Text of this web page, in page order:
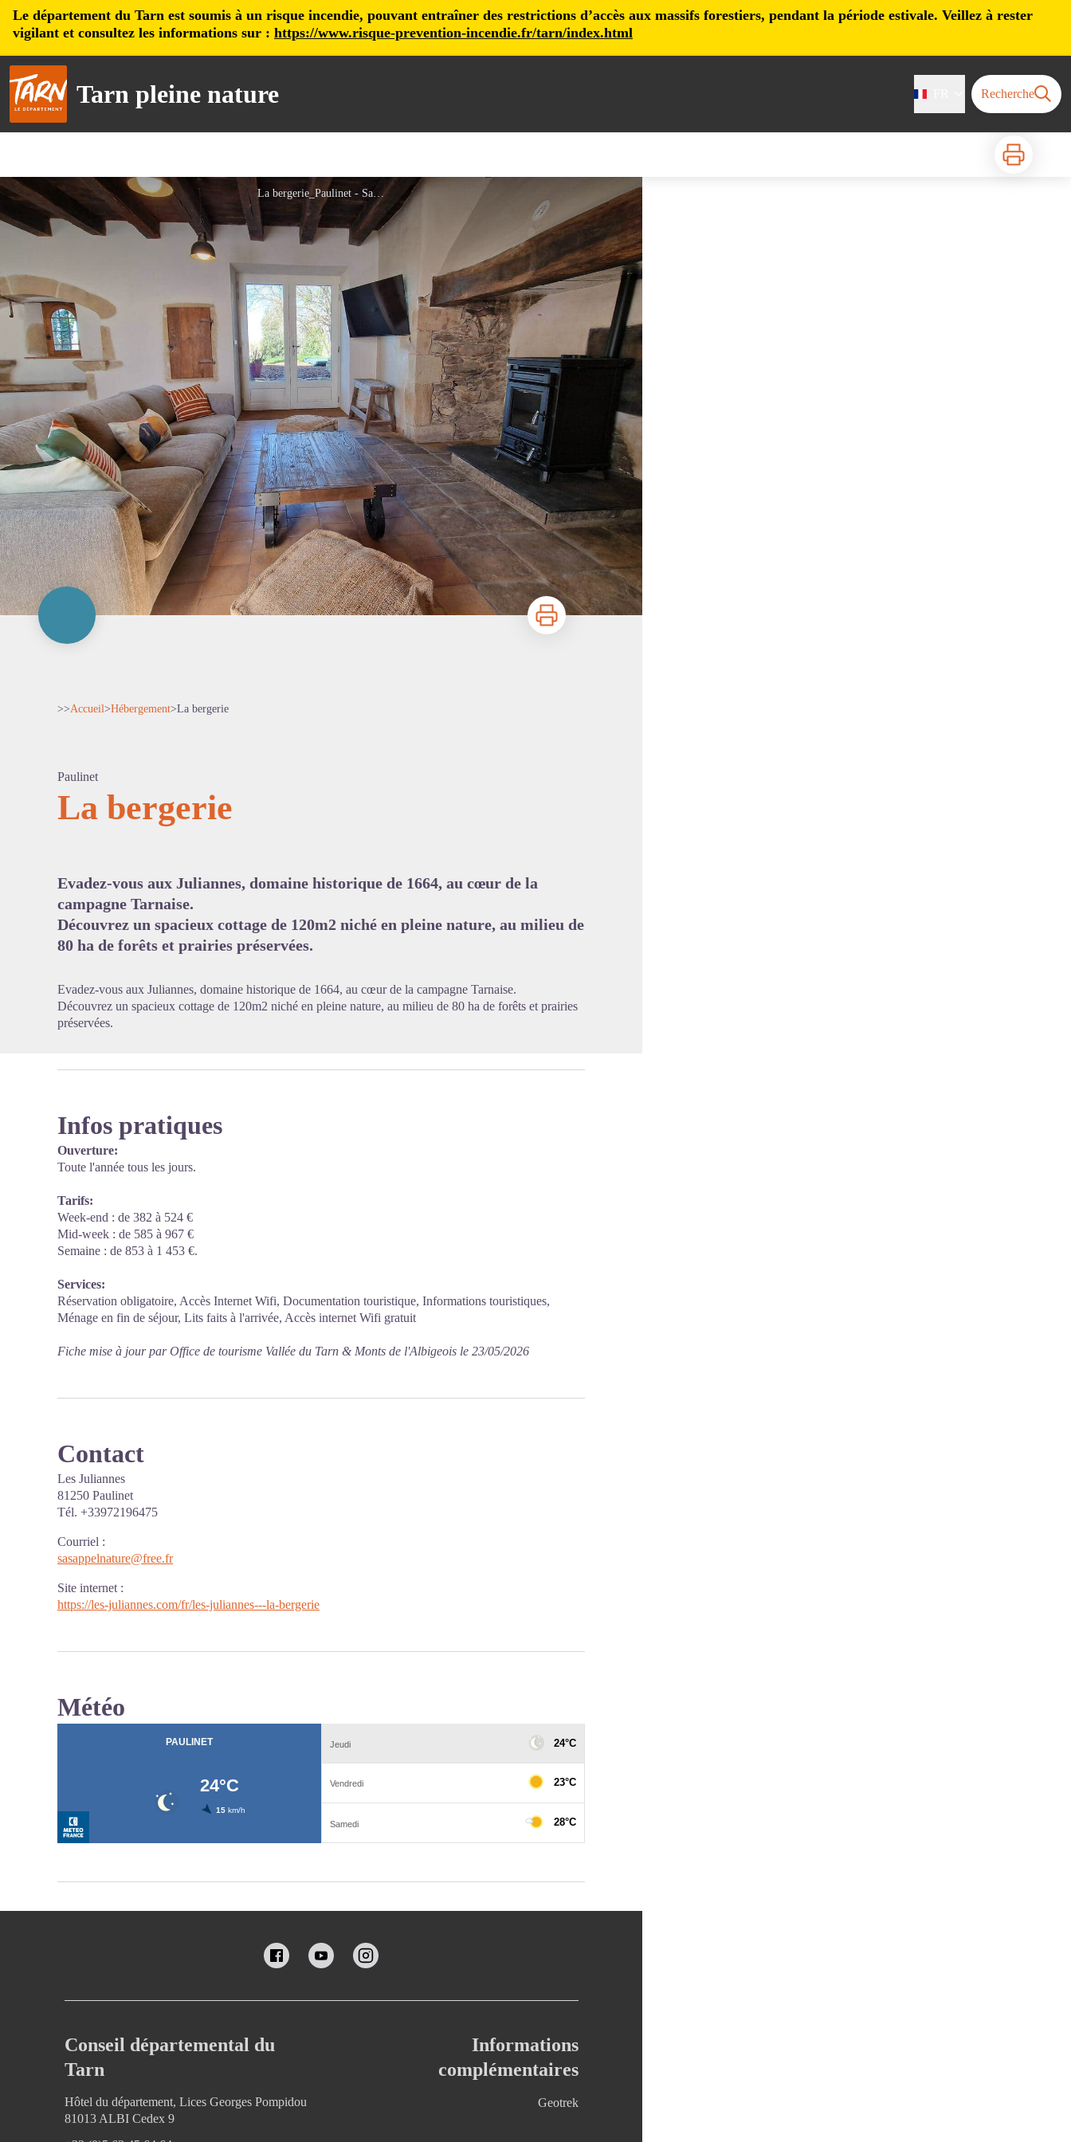
Le département du Tarn est soumis à un risque incendie, pouvant entraîner des restrictions d’accès aux massifs forestiers, pendant la période estivale. Veillez à rester
vigilant et consultez les informations sur : https://www.risque-prevention-incendie.fr/tarn/index.html
Tarn pleine nature Recherche
Imprimer
La bergerie_Paulinet - Salon
Imprimer
>>Accueil>Hébergement>La bergerie
Paulinet
La bergerie
Evadez-vous aux Juliannes, domaine historique de 1664, au cœur de la
campagne Tarnaise.
Découvrez un spacieux cottage de 120m2 niché en pleine nature, au milieu de
80 ha de forêts et prairies préservées.
Evadez-vous aux Juliannes, domaine historique de 1664, au cœur de la campagne Tarnaise.
Découvrez un spacieux cottage de 120m2 niché en pleine nature, au milieu de 80 ha de forêts et prairies
préservées.
Infos pratiques
Ouverture:
Toute l'année tous les jours.
Tarifs:
Week-end : de 382 à 524 €
Mid-week : de 585 à 967 €
Semaine : de 853 à 1 453 €.
Services:
Réservation obligatoire, Accès Internet Wifi, Documentation touristique, Informations touristiques,
Ménage en fin de séjour, Lits faits à l'arrivée, Accès internet Wifi gratuit
Fiche mise à jour par Office de tourisme Vallée du Tarn & Monts de l'Albigeois le 23/05/2026
Contact
Les Juliannes
81250 Paulinet
Tél. +33972196475
Courriel :
sasappelnature@free.fr
Site internet :
https://les-juliannes.com/fr/les-juliannes---la-bergerie
Météo
Conseil départemental du
Tarn
Hôtel du département, Lices Georges Pompidou
81013 ALBI Cedex 9
Informations
complémentaires
Geotrek